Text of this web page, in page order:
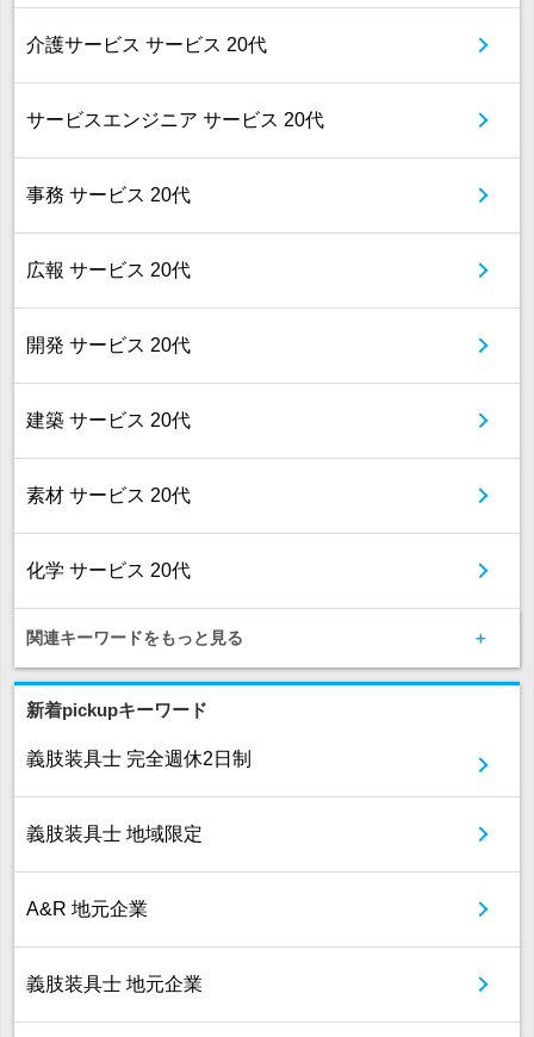
介護サービス サービス 20代
サービスエンジニア サービス 20代
事務 サービス 20代
広報 サービス 20代
開発 サービス 20代
建築 サービス 20代
素材 サービス 20代
化学 サービス 20代
関連キーワードをもっと見る
新着pickupキーワード
義肢装具士 完全週休2日制
義肢装具士 地域限定
A&R 地元企業
義肢装具士 地元企業